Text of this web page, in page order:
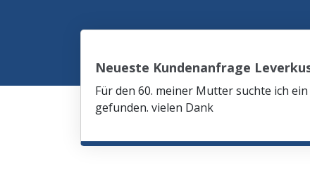
Neueste Kundenanfrage
Für den 60. meiner Mutter suchte ich
gefunden. vielen Dank